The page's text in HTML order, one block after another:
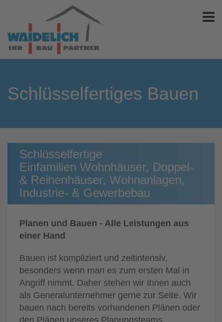
Schlüsselfertiges Bauen
Schlüsselfertige
Einfamilien Wohnhäuser, Doppel-
& Reihenhäuser, Wohnanlagen,
Industrie- & Gewerbebau
Planen und Bauen - Alle Leistungen aus
einer Hand
Bauen ist kompliziert und zeitintensiv,
besonders wenn man es zum ersten Mal in
Angriff nimmt. Daher stehen wir Ihnen auch
als Generalunternehmer gerne zur Seite. Wir
bauen nach bereits vorhandenen Plänen oder